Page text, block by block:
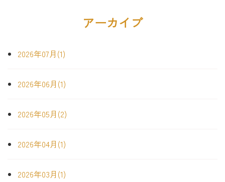
アーカイブ
2026年07月(1)
2026年06月(1)
2026年05月(2)
2026年04月(1)
2026年03月(1)